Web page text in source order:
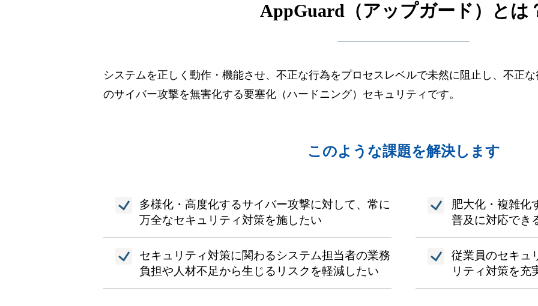
AppGuard（アップガード）とは
システムを正しく動作・機能させ、不正な行為をプロセスレベルで未然に阻止し、不正
のサイバー攻撃を無害化する要塞化（ハードニング）セキュリティです。
このような課題を解決します
多様化・高度化するサイバー攻撃に対して、常に
万全なセキュリティ対策を施したい
肥大化・複雑化
普及に対応でき
セキュリティ対策に関わるシステム担当者の業務
負担や人材不足から生じるリスクを軽減したい
従業員のセキュ
リティ対策を充